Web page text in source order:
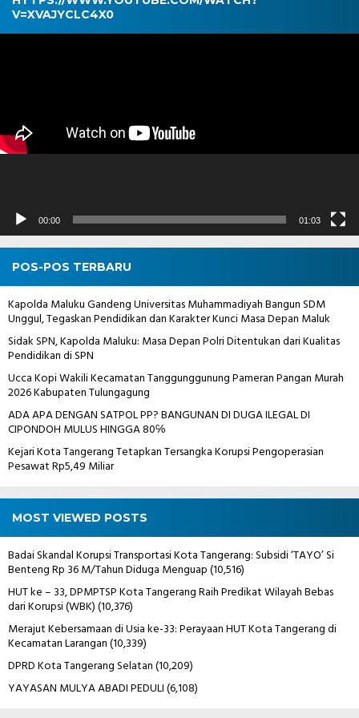
V=XVAJYCLC4X0
Pemutar
00:00 01:03
POS-POS TERBARU
Kapolda Maluku Gandeng Universitas Muhammadiyah Bangun SDM
Unggul, Tegaskan Pendidikan dan Karakter Kunci Masa Depan Maluk
Sidak SPN, Kapolda Maluku: Masa Depan Polri Ditentukan dari Kualitas
Pendidikan di SPN
Ucca Kopi Wakili Kecamatan Tanggunggunung Pameran Pangan Murah
2026 Kabupaten Tulungagung
ADA APA DENGAN SATPOL PP? BANGUNAN DI DUGA ILEGAL DI
CIPONDOH MULUS HINGGA 80℅
Kejari Kota Tangerang Tetapkan Tersangka Korupsi Pengoperasian
Pesawat Rp5,49 Miliar
MOST VIEWED POSTS
Badai Skandal Korupsi Transportasi Kota Tangerang: Subsidi ‘TAYO’ Si
Benteng Rp 36 M/Tahun Diduga Menguap(10,516)
HUT ke – 33, DPMPTSP Kota Tangerang Raih Predikat Wilayah Bebas
dari Korupsi (WBK)(10,376)
Merajut Kebersamaan di Usia ke-33: Perayaan HUT Kota Tangerang di
Kecamatan Larangan(10,339)
DPRD Kota Tangerang Selatan(10,209)
YAYASAN MULYA ABADI PEDULI(6,108)